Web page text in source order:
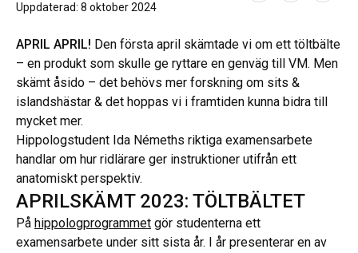
Uppdaterad: 8 oktober 2024
APRIL APRIL! Den första april skämtade vi om ett töltbälte
– en produkt som skulle ge ryttare en genväg till VM. Men
skämt åsido – det behövs mer forskning om sits &
islandshästar & det hoppas vi i framtiden kunna bidra till
mycket mer.
Hippologstudent Ida Némeths riktiga examensarbete
handlar om hur ridlärare ger instruktioner utifrån ett
anatomiskt perspektiv.
APRILSKÄMT 2023: TÖLTBÄLTET
På hippologprogrammet gör studenterna ett
examensarbete under sitt sista år. I år presenterar en av